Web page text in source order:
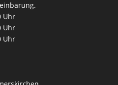
Uhr
Uhr
Uhr